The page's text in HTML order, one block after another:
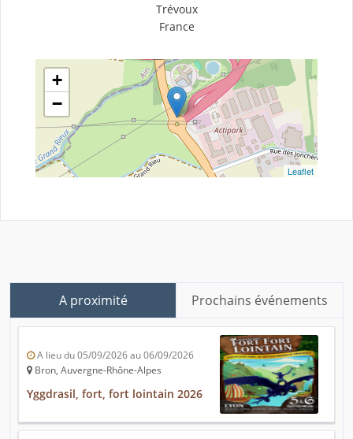
Trévoux
France
+
−
Leaflet
A proximité Prochains événements
A lieu du 05/09/2026 au 06/09/2026
Bron, Auvergne-Rhône-Alpes
Yggdrasil, fort, fort lointain 2026